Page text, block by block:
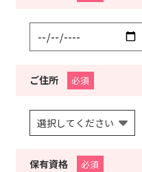
ご住所 必須
保有資格 必須